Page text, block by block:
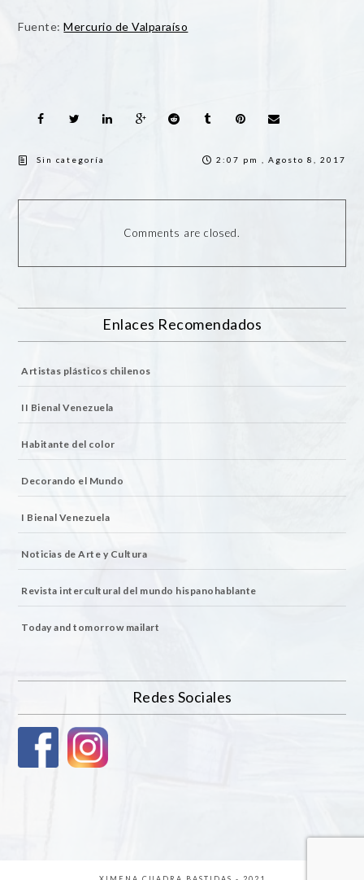
Fuente:Mercurio de Valparaíso
Sin categoría 2:07 pm , Agosto 8, 2017
Comments are closed.
Enlaces Recomendados
Artistas plásticos chilenos
II Bienal Venezuela
Habitante del color
Decorando el Mundo
I Bienal Venezuela
Noticias de Arte y Cultura
Revista intercultural del mundo hispanohablante
Today and tomorrow mailart
Redes Sociales